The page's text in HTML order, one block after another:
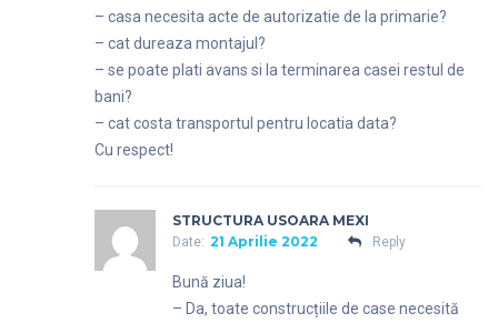
– casa necesita acte de autorizatie de la primarie?
– cat dureaza montajul?
– se poate plati avans si la terminarea casei restul de
bani?
– cat costa transportul pentru locatia data?
Cu respect!
STRUCTURA USOARA MEXI
Date: 21 Aprilie 2022 Reply
Bună ziua!
– Da, toate construcțiile de case necesită